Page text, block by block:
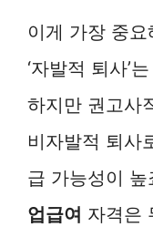
이게 가장 중
‘자발적 퇴사’
하지만 권고사
비자발적 퇴사
급 가능성이 높
업급여 자격은